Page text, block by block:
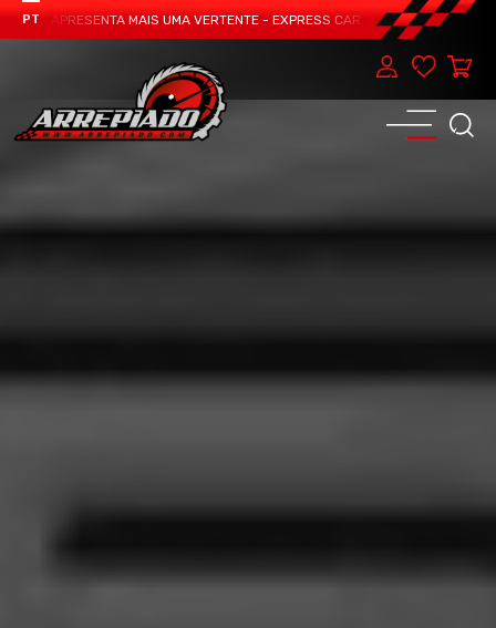
PT
APRESENTA MAIS UMA VERTENTE - EXPRESS CAR SERVICE, MANUTENÇÃO